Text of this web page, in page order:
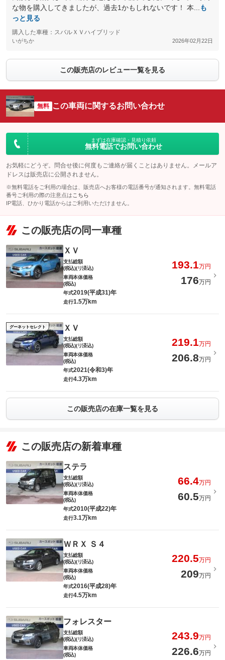
な物を購入してきましたが、過去1かもしれないです！ 本...
も
っと見る
購入した車種：スバルＸＶハイブリッド
いがちか 2026年02月22日
この販売店のレビュー一覧を見る
無料 この車両に関するお問い合わせ
まずは在庫確認・見積り依頼
無料電話でお問い合わせ
お気軽にどうぞ。問合せ後に何度もご連絡が届くことはありません。メールア
ドレスは販売店に公開されません。
※無料電話をご利用の場合は、販売店へお客様の電話番号が通知されます。無料電話
番号ご利用の際の注意点は こちら
IP電話、ひかり電話からはご利用いただけません。
この販売店の同一車種
ＸＶ
支払総額
(税込)(リ済込)
193.1万円
車両本体価格
(税込)
176万円
年式2019(平成31)年
走行1.5万km
グーネットセレクト ＸＶ
支払総額
(税込)(リ済込)
219.1万円
車両本体価格
(税込)
206.8万円
年式2021(令和3)年
走行4.3万km
この販売店の在庫一覧を見る
この販売店の新着車種
ステラ
支払総額
(税込)(リ済込)
66.4万円
車両本体価格
(税込)
60.5万円
年式2010(平成22)年
走行3.1万km
ＷＲＸ Ｓ４
支払総額
(税込)(リ済込)
220.5万円
車両本体価格
(税込)
209万円
年式2016(平成28)年
走行4.5万km
フォレスター
支払総額
(税込)(リ済込)
243.9万円
車両本体価格
(税込)
226.6万円